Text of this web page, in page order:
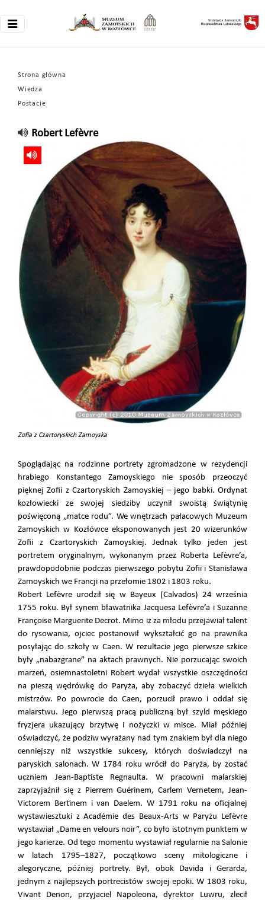
Strona główna
Wiedza
Postacie
Robert Lefèvre
Zofia z Czartoryskich Zamoyska
Spoglądając na rodzinne portrety zgromadzone w rezydencji
hrabiego Konstantego Zamoyskiego nie sposób przeoczyć
pięknej Zofii z Czartoryskich Zamoyskiej – jego babki. Ordynat
kozłowiecki ze swojej siedziby uczynił swoistą świątynię
poświęconą „matce rodu”. We wnętrzach pałacowych Muzeum
Zamoyskich w Kozłówce eksponowanych jest 20 wizerunków
Zofii z Czartoryskich Zamoyskiej. Jednak tylko jeden jest
portretem oryginalnym, wykonanym przez Roberta Lefèvre’a,
prawdopodobnie podczas pierwszego pobytu Zofii i Stanisława
Zamoyskich we Francji na przełomie 1802 i 1803 roku.
Robert Lefèvre urodził się w Bayeux (Calvados) 24 września
1755 roku. Był synem bławatnika Jacquesa Lefèvre’a i Suzanne
Françoise Marguerite Decrot. Mimo iż za młodu przejawiał talent
do rysowania, ojciec postanowił wykształcić go na prawnika
posyłając do szkoły w Caen. W rezultacie jego pierwsze szkice
były „nabazgrane” na aktach prawnych. Nie porzucając swoich
marzeń, osiemnastoletni Robert wydał wszystkie oszczędności
na pieszą wędrówkę do Paryża, aby zobaczyć dzieła wielkich
mistrzów. Po powrocie do Caen, porzucił prawo i oddał się
malarstwu. Jego pierwszą pracą publiczną był szyld męskiego
fryzjera ukazujący brzytwę i nożyczki w misce. Miał później
oświadczyć, że podziw wyrażany nad tym znakiem był dla niego
cenniejszy niż wszystkie sukcesy, których doświadczył na
paryskich salonach. W 1784 roku wrócił do Paryża, by zostać
uczniem Jean-Baptiste Regnaulta. W pracowni malarskiej
zaprzyjaźnił się z Pierrem Guérinem, Carlem Vernetem, Jean-
Victorem Bertinem i van Daelem. W 1791 roku na oficjalnej
wystawiesztuki z Académie des Beaux-Arts w Paryżu Lefèvre
wystawiał „Dame en velours noir”, co było istotnym punktem w
jego karierze. Od tego momentu wystawiał regularnie na Salonie
w latach 1795–1827, początkowo sceny mitologiczne i
alegoryczne, później portrety. Był, obok Davida i Gerarda,
jednym z najlepszych portrecistów swojej epoki. W 1803 roku,
Vivant Denon, przyjaciel Napoleona, dyrektor Luwru, zlecił